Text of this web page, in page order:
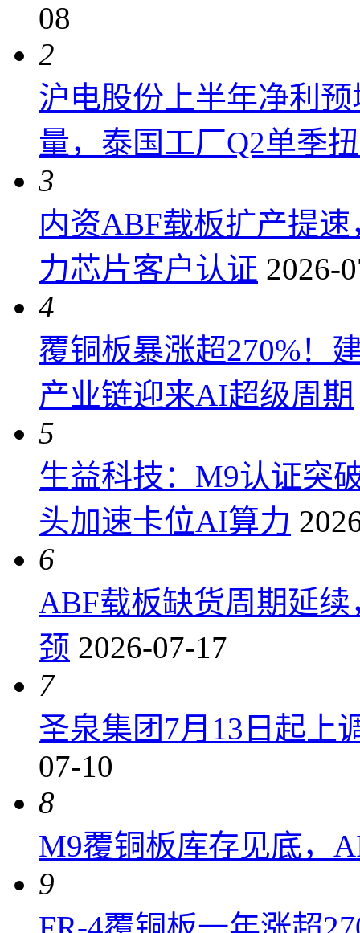
08
2
沪电股份上半年净利
量，泰国工厂Q2单季
3
内资ABF载板扩产提
力芯片客户认证 2026-
4
覆铜板暴涨超270%！
产业链迎来AI超级周期
5
生益科技：M9认证突
头加速卡位AI算力
6
ABF载板缺货周期延
颈 2026-07-17
7
圣泉集团7月13日起上
07-10
8
M9覆铜板库存见底，
9